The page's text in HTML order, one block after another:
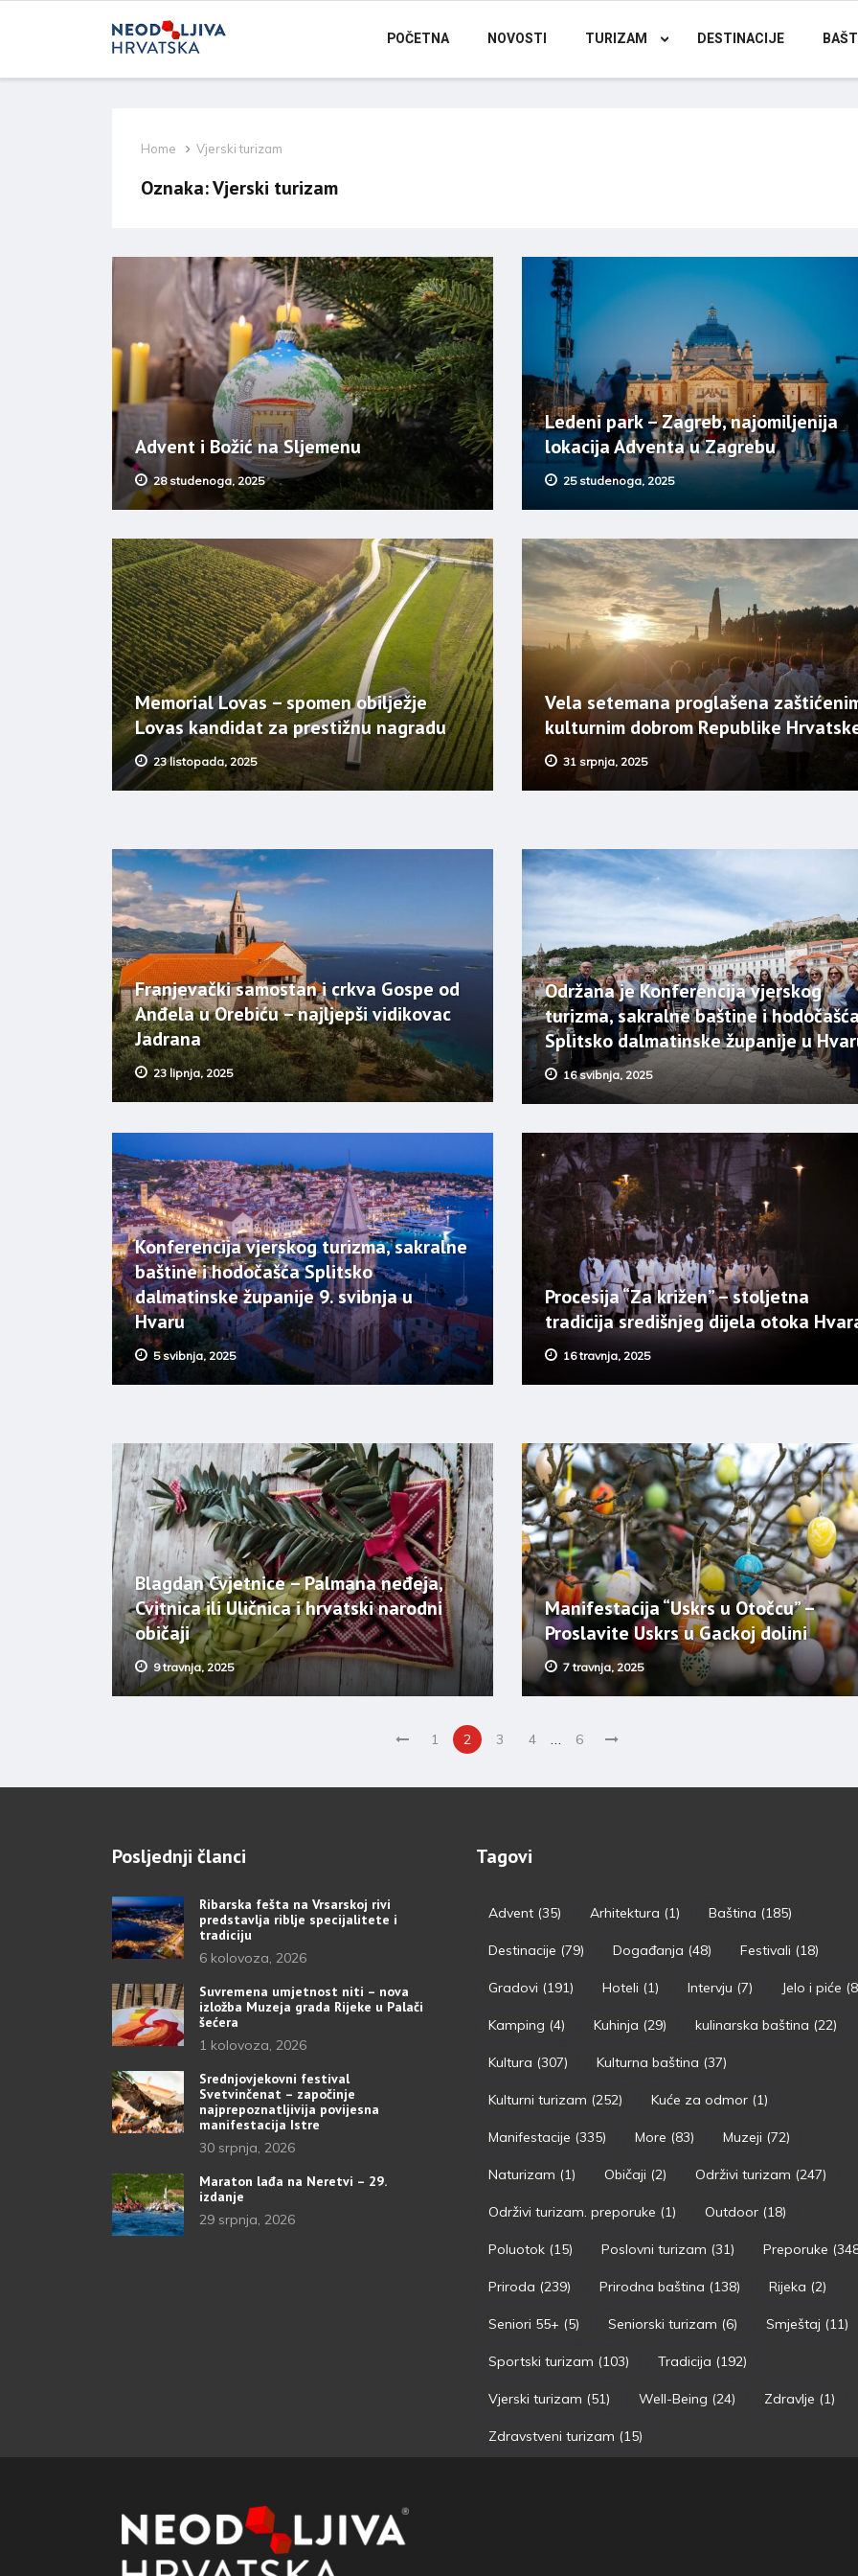
POČETNA NOVOSTI TURIZAM DESTINACIJE
Home Vjerski turizam
Oznaka:Vjerski turizam
Advent i Božić na Sljemenu
28 studenoga, 2025
Ledeni park – Zagreb, najomiljenija
lokacija Adventa u Zagrebu
25 studenoga, 2025
Memorial Lovas – spomen obilježje
Lovas kandidat za prestižnu nagradu
23 listopada, 2025
Vela setemana proglašena
kulturnim dobrom Republike
31 srpnja, 2025
Franjevački samostan i crkva Gospe od
Anđela u Orebiću – najljepši vidikovac
Jadrana
23 lipnja, 2025
Održana je Konferencija vjerskog
turizma, sakralne baštine i
Splitsko dalmatinske županije u
16 svibnja, 2025
Konferencija vjerskog turizma, sakralne
baštine i hodočašća Splitsko
dalmatinske županije 9. svibnja u
Hvaru
5 svibnja, 2025
Procesija “Za križen” – stoljetna
tradicija središnjeg dijela otoka
16 travnja, 2025
Blagdan Cvjetnice – Palmana neđeja,
Cvitnica ili Uličnica i hrvatski narodni
običaji
9 travnja, 2025
Manifestacija “Uskrs u Otočcu” –
Proslavite Uskrs u Gackoj dolini
7 travnja, 2025
1 2 3 4 … 6
Posljednji članci
Ribarska fešta na Vrsarskoj rivi
predstavlja riblje specijalitete i
tradiciju
6 kolovoza, 2026
Suvremena umjetnost niti – nova
izložba Muzeja grada Rijeke u Palači
šećera
1 kolovoza, 2026
Srednjovjekovni festival
Svetvinčenat – započinje
najprepoznatljivija povijesna
manifestacija Istre
30 srpnja, 2026
Maraton lađa na Neretvi – 29.
izdanje
29 srpnja, 2026
Tagovi
Advent(35) Arhitektura (1) Baština (185)
Destinacije (79) Događanja (48) Festivali (18)
Gradovi (191) Hoteli (1) Intervju (7) Jelo i piće
Kamping (4) Kuhinja (29) kulinarska baština (22)
Kultura (307) Kulturna baština (37)
Kulturni turizam (252) Kuće za odmor(1)
Manifestacije (335) More (83) Muzeji (72)
Naturizam (1) Običaji (2) Održivi turizam (247)
Održivi turizam. preporuke (1) Outdoor(18)
Poluotok(15) Poslovni turizam (31) Preporuke
Priroda (239) Prirodna baština (138) Rijeka (2)
Seniori 55+ (5) Seniorski turizam (6) Smještaj (11)
Sportski turizam (103) Tradicija (192)
Vjerski turizam (51) Well-Being (24) Zdravlje (1)
Zdravstveni turizam (15)